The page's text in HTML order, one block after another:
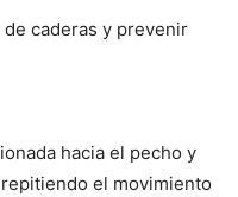
caderas y prevenir
hacia el pecho y
el movimiento